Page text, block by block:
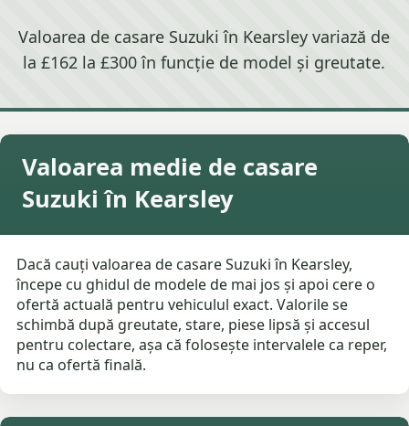
Valoarea de casare Suzuki în Kearsley variază de
la £162 la £300 în funcție de model și greutate.
Valoarea medie de casare
Suzuki în Kearsley
Dacă cauți valoarea de casare Suzuki în Kearsley,
începe cu ghidul de modele de mai jos și apoi cere o
ofertă actuală pentru vehiculul exact. Valorile se
schimbă după greutate, stare, piese lipsă și accesul
pentru colectare, așa că folosește intervalele ca reper,
nu ca ofertă finală.